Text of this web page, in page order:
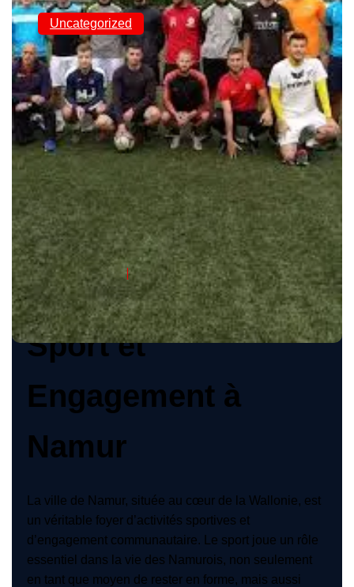
Uncategorized
Sport et Engagement
à Namur : Une Fusion
Dynamique pour la
Communauté
Fesnamur 14 Juin 2024
Sport et
Engagement à
Namur
La ville de Namur, située au cœur de la Wallonie, est
un véritable foyer d’activités sportives et
d’engagement communautaire. Le sport joue un rôle
essentiel dans la vie des Namurois, non seulement
en tant que moyen de rester en forme, mais aussi